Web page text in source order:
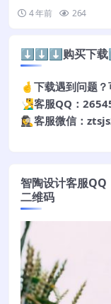
4 年前 264
⬇️⬇️⬇️购买下
🤞下载遇到问题
🧏‍♂️客服QQ：
🕵️‍♀️客服微信：
智陶设计客服QQ
二维码